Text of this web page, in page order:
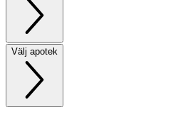
Välj apotek